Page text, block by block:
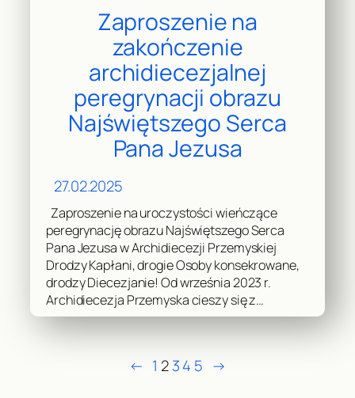
Zaproszenie na
zakończenie
archidiecezjalnej
peregrynacji obrazu
Najświętszego Serca
Pana Jezusa
27.02.2025
Zaproszenie na uroczystości wieńczące
peregrynację obrazu Najświętszego Serca
Pana Jezusa w Archidiecezji Przemyskiej
Drodzy Kapłani, drogie Osoby konsekrowane,
drodzy Diecezjanie! Od września 2023 r.
Archidiecezja Przemyska cieszy się z…
← 1 2 34 5 →